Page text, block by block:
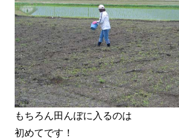
もちろん田んぼに入るのは
初めてです！